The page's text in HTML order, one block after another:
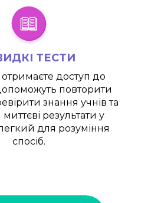
ТЕСТИ
доступ до
допоможуть повторити
знання учнів та
результати у
для розуміння
спосіб.